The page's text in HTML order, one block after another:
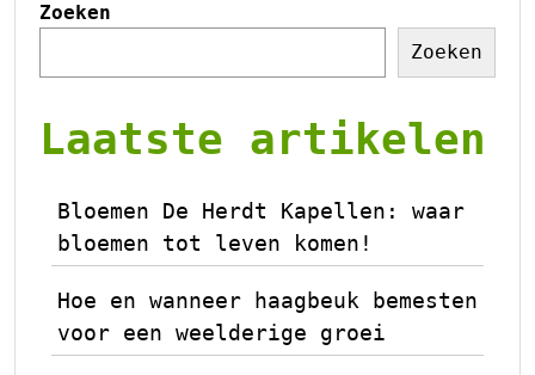
Zoeken
Zoeken
Laatste artikelen
Bloemen De Herdt Kapellen: waar
bloemen tot leven komen!
Hoe en wanneer haagbeuk bemesten
voor een weelderige groei